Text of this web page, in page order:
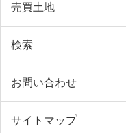
売買土地
検索
お問い合わせ
サイトマップ